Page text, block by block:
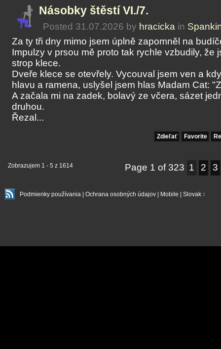
Násobky štěstí VI./7.
Posted 31.07.2026 by hracicka in
Za ty tři dny mimo jsem úplně zapomněl na
Impulzy v prsou mě proto tak rychle vzbudily, že
strop klece.
Dveře klece se otevřely. Vycouval jsem ven a
hlavu a ramena, uslyšel jsem hlas Madam Cat:
A začala mi na zadek, bolavý ze včera, sázet
druhou.
Řezal...
Zdieľať Favorite
Zobrazujem 1 - 5 z 1614 Page 1 of 323 1 2 3
Podmienky používania Ochrana osobných údajov Mobile Slovak